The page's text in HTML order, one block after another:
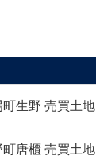
町生野 売買土地
町唐櫃 売買土地